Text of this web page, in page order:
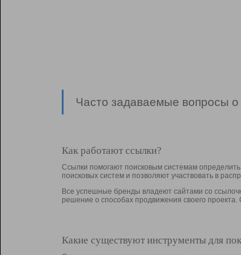
Часто задаваемые вопросы о
Как работают ссылки?
Ссылки помогают поисковым системам
поисковых систем и позволяют участвовать в
Все успешные бренды владеют сайтами со
решение о способах продвижения своего проекта.
Какие существуют инструменты для